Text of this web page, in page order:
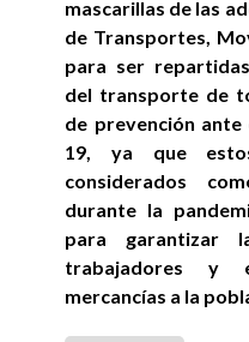
mascarillas de las
de Transportes,
para ser
del transporte de
de prevención ante
19, ya que
considerados
durante la
para garantizar
trabajadores y
mercancías a la